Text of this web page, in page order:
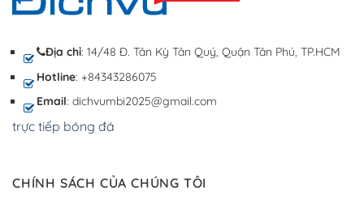
Địa chỉ: 14/48 Đ. Tân Kỳ Tân Quý, Quận Tân Phú, TP.HCM
Hotline: +84343286075
Email: dichvumbi2025@gmail.com
trực tiếp bóng đá
CHÍNH SÁCH CỦA CHÚNG TÔI